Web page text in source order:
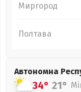
Миргород
Полтава
Автономна
34° 21°